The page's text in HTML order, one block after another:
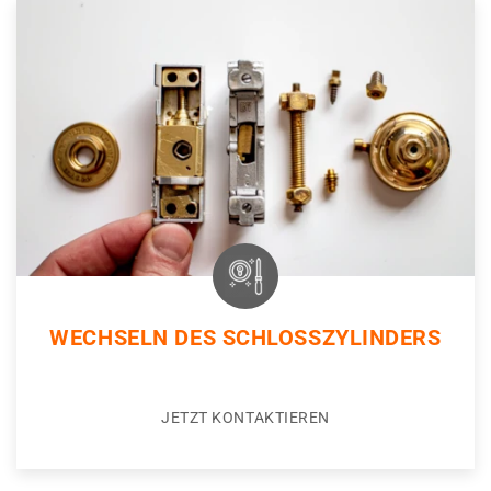
WECHSELN DES SCHLOSSZYLINDERS
JETZT KONTAKTIEREN